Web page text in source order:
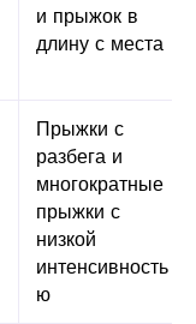
и прыжок в
длину с места
Прыжки с
разбега и
многократные
прыжки с
низкой
интенсивность
ю